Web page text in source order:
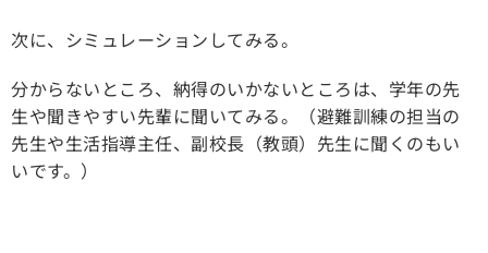
次に、シミュレーションしてみる。
分からないところ、納得のいかないところは、学年の先
生や聞きやすい先輩に聞いてみる。（避難訓練の担当の
先生や生活指導主任、副校長（教頭）先生に聞くのもい
いです。）